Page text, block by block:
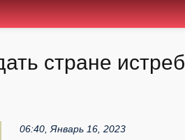
стране
06:40, Январь 16, 2023